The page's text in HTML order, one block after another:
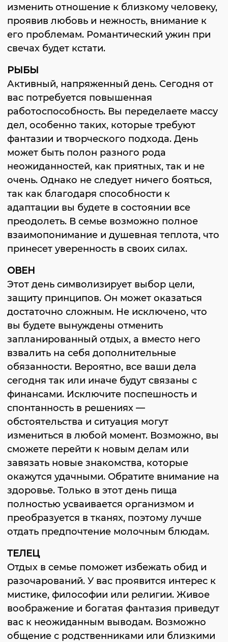
изменить отношение к близкому человеку,
проявив любовь и нежность, внимание к
его проблемам. Романтический ужин при
свечах будет кстати.
РЫБЫ
Активный, напряженный день. Сегодня от
вас потребуется повышенная
работоспособность. Вы переделаете массу
дел, особенно таких, которые требуют
фантазии и творческого подхода. День
может быть полон разного рода
неожиданностей, как приятных, так и не
очень. Однако не следует ничего бояться,
так как благодаря способности к
адаптации вы будете в состоянии все
преодолеть. В семье возможно полное
взаимопонимание и душевная теплота, что
принесет уверенность в своих силах.
ОВЕН
Этот день символизирует выбор цели,
защиту принципов. Он может оказаться
достаточно сложным. Не исключено, что
вы будете вынуждены отменить
запланированный отдых, а вместо него
взвалить на себя дополнительные
обязанности. Вероятно, все ваши дела
сегодня так или иначе будут связаны с
финансами. Исключите поспешность и
спонтанность в решениях —
обстоятельства и ситуация могут
измениться в любой момент. Возможно, вы
сможете перейти к новым делам или
завязать новые знакомства, которые
окажутся удачными. Обратите внимание на
здоровье. Только в этот день пища
полностью усваивается организмом и
преобразуется в тканях, поэтому лучше
отдать предпочтение молочным блюдам.
ТЕЛЕЦ
Отдых в семье поможет избежать обид и
разочарований. У вас проявится интерес к
мистике, философии или религии. Живое
воображение и богатая фантазия приведут
вас к неожиданным выводам. Возможно
общение с родственниками или близкими